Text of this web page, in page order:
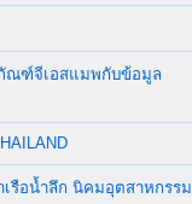
ณฑ์จีเอสแมพกับข้อมูล
รือน้ำลึก นิคมอุตสาหกรรม